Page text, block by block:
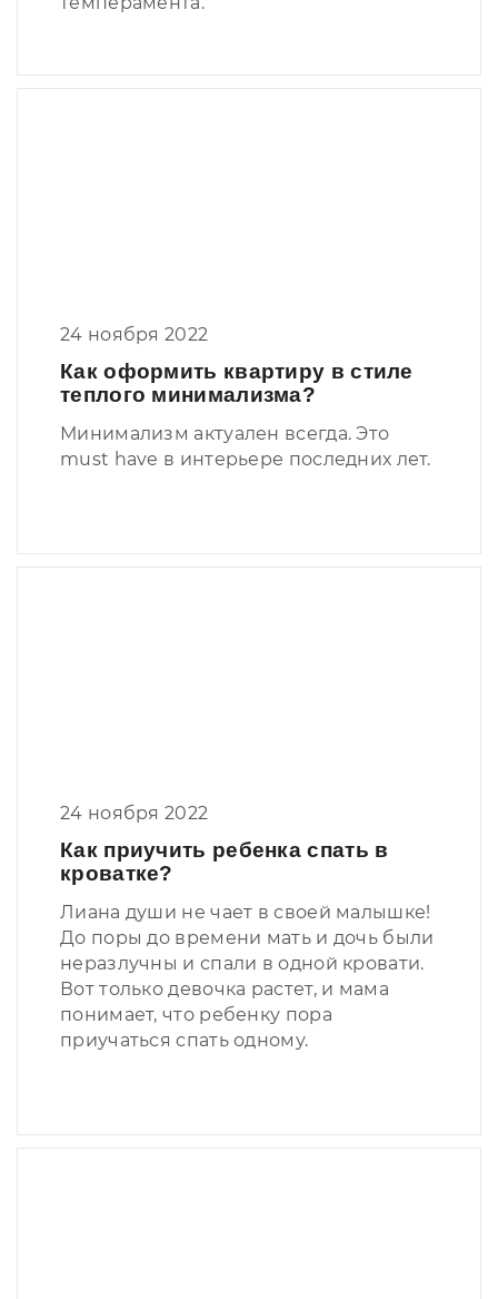
24 ноября 2022
Как оформить квартиру в стиле
теплого минимализма?
Минимализм актуален всегда. Это
must have в интерьере последних лет.
24 ноября 2022
Как приучить ребенка спать в
кроватке?
Лиана души не чает в своей малышке!
До поры до времени мать и дочь были
неразлучны и спали в одной кровати.
Вот только девочка растет, и мама
понимает, что ребенку пора
приучаться спать одному.